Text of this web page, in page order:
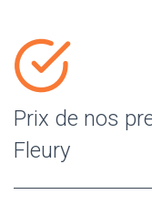
Prix de nos
Fleury